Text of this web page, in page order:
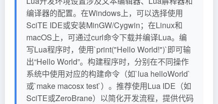
编译器的配置。在Windows上，可以选择使用
SciTE IDE或安装MinGW/Cygwin；在Linux和
macOS上，可通过curl命令下载并编译Lua。编
写Lua程序时，使用`print("Hello World!")`即可输
出“Hello World”。构建程序时，分别在不同操作
系统中使用对应的构建命令（如`lua helloWorld`
或`make macosx test`）。推荐使用Lua IDE（如
SciTE或ZeroBrane）以简化开发流程，提供代码